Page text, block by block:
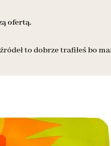
ofertą.
to dobrze trafiłeś bo